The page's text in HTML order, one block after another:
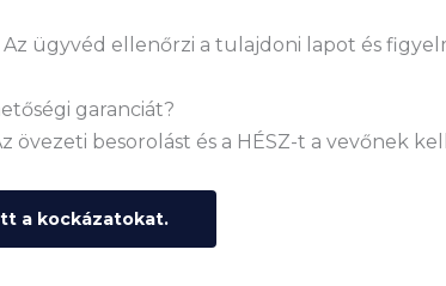
ügyvéd ellenőrzi a tulajdoni lapot és
garanciát?
övezeti besorolást és a HÉSZ-t a vevőnek
a kockázatokat.